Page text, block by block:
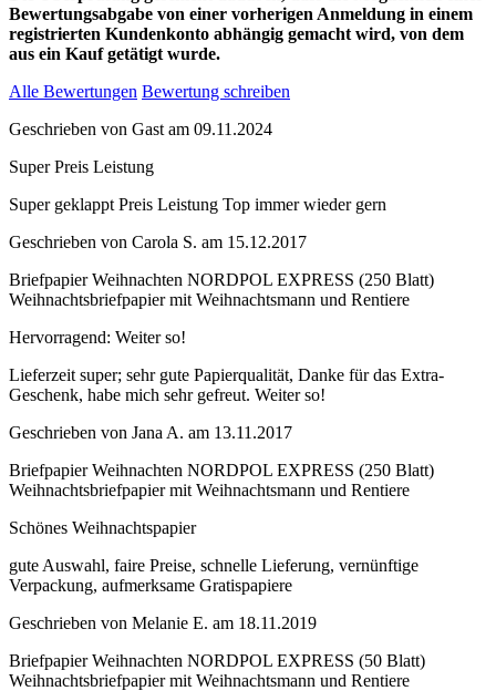
Bewertungsabgabe von einer vorherigen Anmeldung in einem
registrierten Kundenkonto abhängig gemacht wird, von dem
aus ein Kauf getätigt wurde.
Alle Bewertungen Bewertung schreiben
Geschrieben von Gast am 09.11.2024
Super Preis Leistung
Super geklappt Preis Leistung Top immer wieder gern
Geschrieben von Carola S. am 15.12.2017
Briefpapier Weihnachten NORDPOL EXPRESS (250 Blatt)
Weihnachtsbriefpapier mit Weihnachtsmann und Rentiere
Hervorragend: Weiter so!
Lieferzeit super; sehr gute Papierqualität, Danke für das Extra-
Geschenk, habe mich sehr gefreut. Weiter so!
Geschrieben von Jana A. am 13.11.2017
Briefpapier Weihnachten NORDPOL EXPRESS (250 Blatt)
Weihnachtsbriefpapier mit Weihnachtsmann und Rentiere
Schönes Weihnachtspapier
gute Auswahl, faire Preise, schnelle Lieferung, vernünftige
Verpackung, aufmerksame Gratispapiere
Geschrieben von Melanie E. am 18.11.2019
Briefpapier Weihnachten NORDPOL EXPRESS (50 Blatt)
Weihnachtsbriefpapier mit Weihnachtsmann und Rentiere